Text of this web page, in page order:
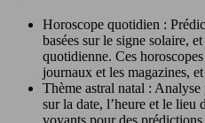
Horoscope quotidien :
basées sur le signe solaire,
quotidienne. Ces
journaux et les magazines,
Thème astral natal : Analyse
sur la date, l’heure et le lieu
voyants pour des